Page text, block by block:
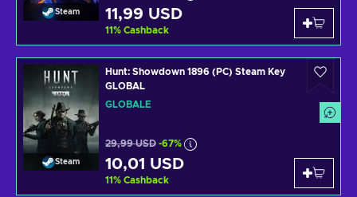
Steam 11,99 USD
11% Cashback
Steam
Hunt: Showdown 1896 (PC) Steam Key
GLOBAL
GLOBALE
29,99 USD -67%
10,01 USD
11% Cashback